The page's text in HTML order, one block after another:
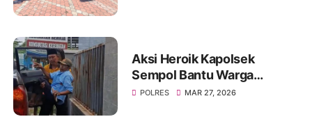
Aksi Heroik Kapolsek
Sempol Bantu Warga
Kecelakaan Saat Akan
POLRES MAR 27, 2026